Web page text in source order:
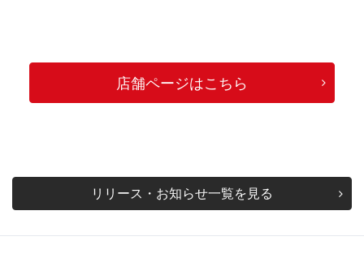
店舗ページはこちら
リリース・お知らせ一覧を見る